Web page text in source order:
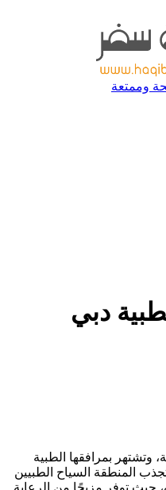
وممتعة
دبي
وتشتهر بمرافقها الطبية
المنطقة السياح الطبيين